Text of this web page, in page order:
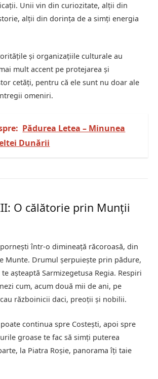
Unii vin din curiozitate, alții din
alții din dorința de a simți energia
și organizațiile culturale au
mult accent pe protejarea și
cetăți, pentru că ele sunt nu doar ale
omeniri.
Pădurea Letea – Minunea
Dunării
O călătorie prin Munții
într-o dimineață răcoroasă, din
Munte. Drumul șerpuiește prin pădure,
așteaptă Sarmizegetusa Regia. Respiri
cum, acum două mii de ani, pe
războinicii daci, preoții și nobilii.
continua spre Costești, apoi spre
groase te fac să simți puterea
la Piatra Roșie, panorama îți taie